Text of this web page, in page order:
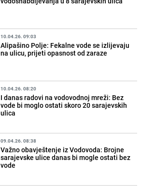
10.04.26. 09:03
Alipašino Polje: Fekalne vode se izlijevaju
na ulicu, prijeti opasnost od zaraze
10.04.26. 08:20
I danas radovi na vodovodnoj mreži: Bez
vode bi moglo ostati skoro 20 sarajevskih
ulica
09.04.26. 08:38
Važno obavještenje iz Vodovoda: Brojne
sarajevske ulice danas bi mogle ostati bez
vode